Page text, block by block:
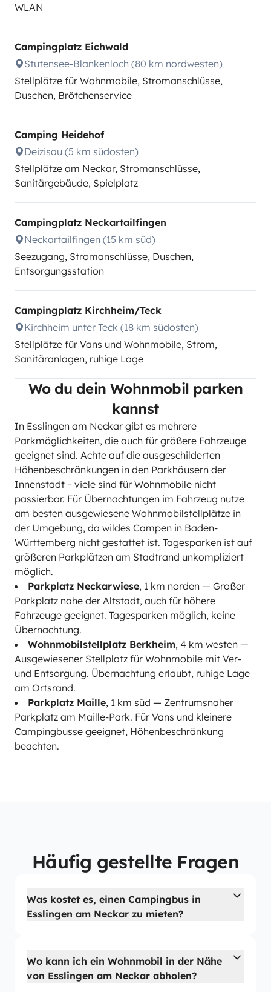
WLAN
Campingplatz Eichwald
Stutensee-Blankenloch (80 km nordwesten)
Stellplätze für Wohnmobile, Stromanschlüsse,
Duschen, Brötchenservice
Camping Heidehof
Deizisau (5 km südosten)
Stellplätze am Neckar, Stromanschlüsse,
Sanitärgebäude, Spielplatz
Campingplatz Neckartailfingen
Neckartailfingen (15 km süd)
Seezugang, Stromanschlüsse, Duschen,
Entsorgungsstation
Campingplatz Kirchheim/Teck
Kirchheim unter Teck (18 km südosten)
Stellplätze für Vans und Wohnmobile, Strom,
Sanitäranlagen, ruhige Lage
Wo du dein Wohnmobil parken
kannst
In Esslingen am Neckar gibt es mehrere
Parkmöglichkeiten, die auch für größere Fahrzeuge
geeignet sind. Achte auf die ausgeschilderten
Höhenbeschränkungen in den Parkhäusern der
Innenstadt – viele sind für Wohnmobile nicht
passierbar. Für Übernachtungen im Fahrzeug nutze
am besten ausgewiesene Wohnmobilstellplätze in
der Umgebung, da wildes Campen in Baden-
Württemberg nicht gestattet ist. Tagesparken ist auf
größeren Parkplätzen am Stadtrand unkompliziert
möglich.
Parkplatz Neckarwiese, 1 km norden — Großer
Parkplatz nahe der Altstadt, auch für höhere
Fahrzeuge geeignet. Tagesparken möglich, keine
Übernachtung.
Wohnmobilstellplatz Berkheim, 4 km westen —
Ausgewiesener Stellplatz für Wohnmobile mit Ver-
und Entsorgung. Übernachtung erlaubt, ruhige Lage
am Ortsrand.
Parkplatz Maille, 1 km süd — Zentrumsnaher
Parkplatz am Maille-Park. Für Vans und kleinere
Campingbusse geeignet, Höhenbeschränkung
beachten.
Häufig gestellte Fragen
Was kostet es, einen Campingbus in
Esslingen am Neckar zu mieten?
Wo kann ich ein Wohnmobil in der Nähe
von Esslingen am Neckar abholen?